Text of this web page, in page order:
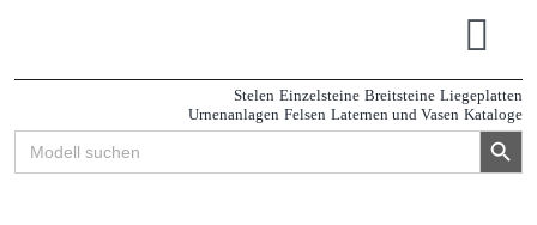
Stelen Einzelsteine Breitsteine Liegeplatten
Urnenanlagen Felsen Laternen und Vasen Kataloge
Search
for:
Search Button